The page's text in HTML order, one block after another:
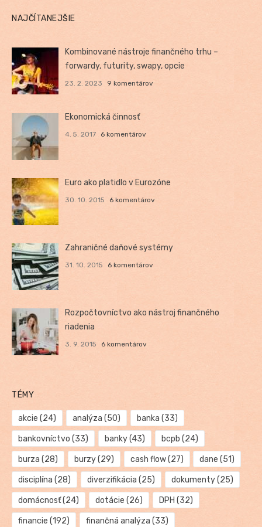
NAJČÍTANEJŠIE
Kombinované nástroje finančného trhu –
forwardy, futurity, swapy, opcie
23. 2. 2023 9 komentárov
Ekonomická činnosť
4. 5. 2017 6 komentárov
Euro ako platidlo v Eurozóne
30. 10. 2015 6 komentárov
Zahraničné daňové systémy
31. 10. 2015 6 komentárov
Rozpočtovníctvo ako nástroj finančného
riadenia
3. 9. 2015 6 komentárov
TÉMY
akcie (24) analýza (50) banka (33)
bankovníctvo (33) banky(43) bcpb (24)
burza (28) burzy(29) cash flow(27) dane (51)
disciplína (28) diverzifikácia (25) dokumenty(25)
domácnosť(24) dotácie (26) DPH (32)
financie (192) finančná analýza (33)